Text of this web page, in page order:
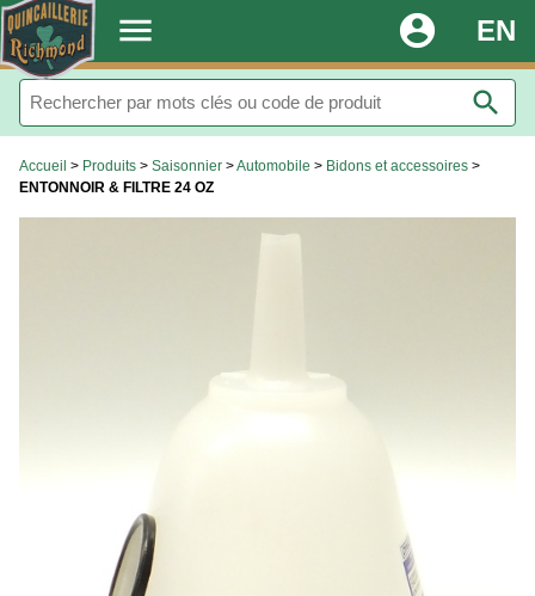
. menu EN
account_circle
search
Accueil > Produits > Saisonnier >Automobile > Bidons et accessoires >
ENTONNOIR & FILTRE 24 OZ